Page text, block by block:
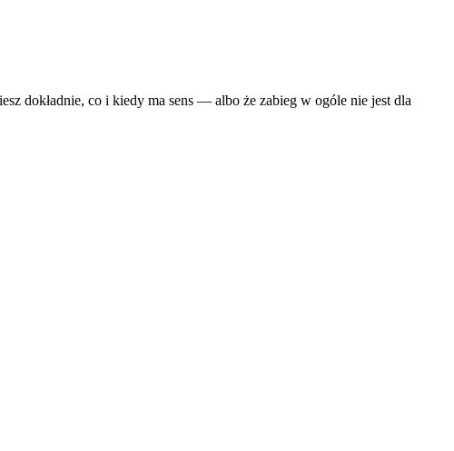
dokładnie, co i kiedy ma sens — albo że zabieg w ogóle nie jest dla